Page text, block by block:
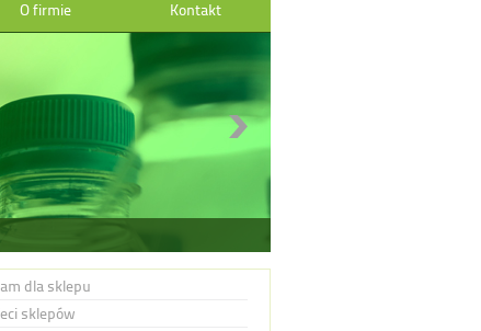
O firmie Kontakt
dla sklepu
sklepów